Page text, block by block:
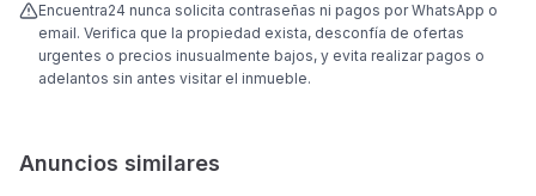
Encuentra24 nunca solicita contraseñas ni pagos por WhatsApp o
email. Verifica que la propiedad exista, desconfía de ofertas
urgentes o precios inusualmente bajos, y evita realizar pagos o
adelantos sin antes visitar el inmueble.
Anuncios similares